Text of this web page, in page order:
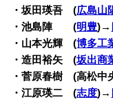
・坂田瑛吾 (広島山
・池島陣 (明豊)→
・山本光輝 (博多工
・造田裕矢 (坂出商
・菅原春樹 (高松中
・江原瑛二 (志度)→